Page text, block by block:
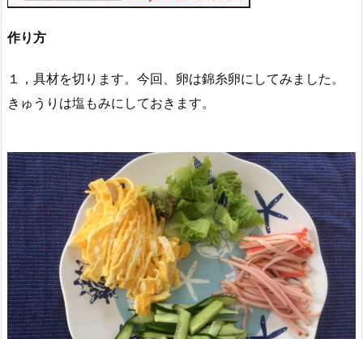
作り方
１，具材を切ります。今回、卵は錦糸卵にしてみました。
きゅうりは塩もみにしておきます。